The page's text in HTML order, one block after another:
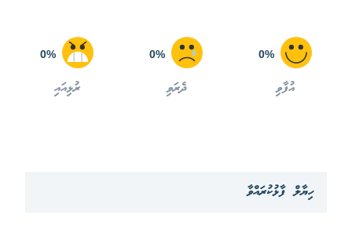
0%
އުފާވި
0%
ދެރަވި
0%
ރުޅިއައި
ހިޔާލް ފާޅުކުރައްވާ